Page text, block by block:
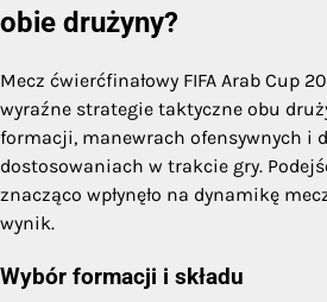
obie drużyny?
Mecz ćwierćfinałowy FIFA Arab Cup
wyraźne strategie taktyczne obu
formacji, manewrach ofensywnych i
dostosowaniach w trakcie gry.
znacząco wpłynęło na dynamikę
wynik.
Wybór formacji i składu